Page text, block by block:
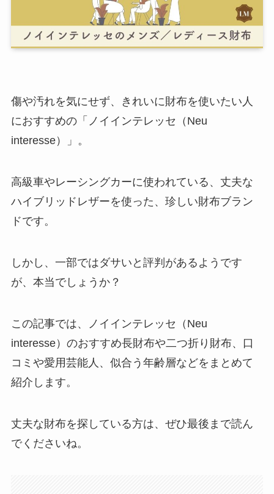
傷や汚れを気にせず、きれいに財布を使いたい人
におすすめの「ノイインテレッセ（Neu
interesse）」。
高級車やレーシングカーに使われている、丈夫な
ハイブリッドレザーを使った、珍しい財布ブラン
ドです。
しかし、一部ではダサいと評判があるようです
が、本当でしょうか？
この記事では、ノイインテレッセ（Neu
interesse）のおすすめ長財布や二つ折り財布、口
コミや愛用芸能人、似合う年齢層などをまとめて
紹介します。
丈夫な財布を探している方は、ぜひ最後まで読ん
でくださいね。